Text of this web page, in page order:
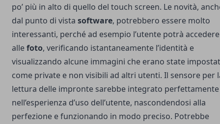
po’ più in alto di quello del touch screen. Le novità,
dal punto di vista software, potrebbero essere molto
interessanti, perché ad esempio l’utente potrà accedere
allefoto, verificando istantaneamente l’identità e
visualizzando alcune immagini che erano state
come private e non visibili ad altri utenti. Il sensore per
lettura delle impronte sarebbe integrato perfettamente
nell’esperienza d’uso dell’utente, nascondendosi alla
perfezione e funzionando in modo preciso. Potrebbe